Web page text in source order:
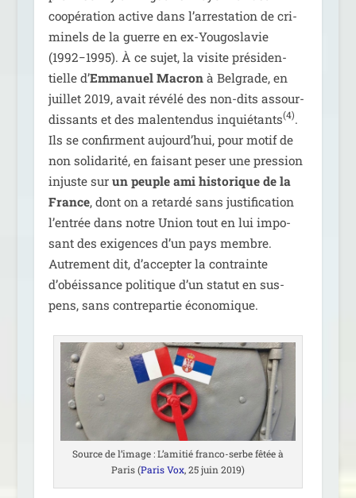
coopé­ra­tion active dans l’arrestation de cri­
mi­nels de la guerre en ex-Yougoslavie
(1992−1995). À ce sujet, la visite pré­si­den­
tielle d’Emmanuel Macronà Belgrade, en
juillet 2019, avait révé­lé des non-dits assour­
dis­sants et des mal­en­ten­dus inquié­tants(4).
Ils se confirment aujourd’hui, pour motif de
non soli­da­ri­té, en fai­sant peser une pres­sion
injuste sur un peuple ami his­to­rique de la
France, dont on a retar­dé sans jus­ti­fi­ca­tion
l’entrée dans notre Union tout en lui impo­
sant des exi­gences d’un pays membre.
Autrement dit, d’accepter la contrainte
d’obéissance poli­tique d’un sta­tut en sus­
pens, sans contre­par­tie économique.
Source de l’i­mage : L’amitié fran­co-serbe fêtée à
Paris (Paris Vox, 25 juin 2019)